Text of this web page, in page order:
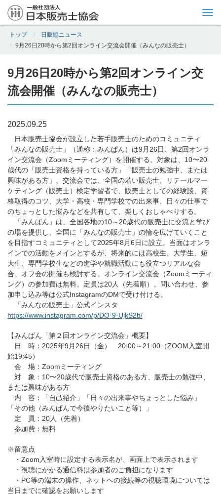
トップ
日販協ニュース
9月26日20時から第2回オンライン交流会開催（みんなの販売士）
9月26日20時から第2回オンライン交
流会開催（みんなの販売士）
2025.09.25
日本販売士協会が設立した若手販売士のためのコミュニティ
「みんなの販売士」（通称：みんぱん）は9月26日、第2回オンラ
イン交流会（Zoomミーティング）を開催する。対象は、10〜20
歳代の「販売士資格を持っている方」「販売士の勉強中、または
興味がある方」。交流会では、全国の若い販売士、リテールマー
ケティング（販売士）検定学習者で、販売士としての経験談、資
格取得のコツ、大学・高校・専門学校での出来事、日々の仕事で
のちょっとした悩みなどを共有して、楽しくおしゃべりする。
「みんぱん」は、全国各地の10～20歳代の販売士に交流と学び
の場を提供し、全国に「みんなの販売士」の輪を広げていくこと
を目指すコミュニティとして2025年8月6日に設立。当面はオンラ
インでの活動をメインとするが、将来的には高校生、大学生、短
大生、専門学校生などの進学や就職活動にも役立つリアルな会
合、オフ会の開催も検討する。オンライン交流会（Zoomミーティ
ング）の参加費は無料。定員は20人（先着順）。問い合わせ、参
加申し込み等は公式InstagramのDMで受け付ける。
「みんなの販売士」公式インスタ
https://www.instagram.com/p/DO-9-UjkS2b/
【みんぱん「第２回オンライン交流会」概要】
日 時：2025年9月26日（金） 20:00～21:00（ZOOM入室開
始19:45）
会 場：Zoomミーティング
対 象：10〜20歳代で販売士資格のある方、販売士の勉強中、
または興味がある方
内 容：「自己紹介」「日々の出来事やちょっとした悩み」
「その他（みんぱんで今後やりたいこと等）」
定 員：20人（先着）
参加費：無料
※留意点
・Zoom入室時に設定する表示名が、画面上で表示されます
・視聴にかかる通信料は参加者のご負担になります
・PC等の端末の操作、ネットへの接続等の視聴環境については
当日までに確認をお願いします